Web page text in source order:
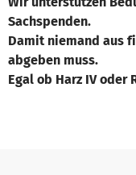
Sachspenden.
Damit niemand aus
abgeben muss.
Egal ob Harz IV oder